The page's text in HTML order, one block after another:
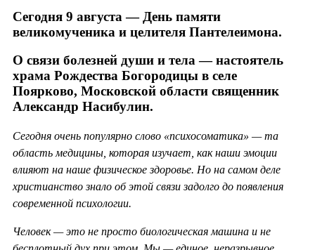
Сегодня 9 августа — День памяти
великомученика и целителя Пантелеимона.
О связи болезней души и тела — настоятель
храма Рождества Богородицы в селе
Поярково, Московской области священник
Александр Насибулин.
Сегодня очень популярно слово «психосоматика» — та
область медицины, которая изучает, как наши эмоции
влияют на наше физическое здоровье. Но на самом деле
христианство знало об этой связи задолго до появления
современной психологии.
Человек — это не просто биологическая машина и не